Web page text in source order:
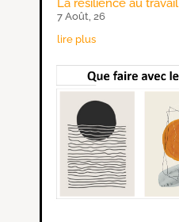
La résilience au travail
7 Août, 26
lire plus